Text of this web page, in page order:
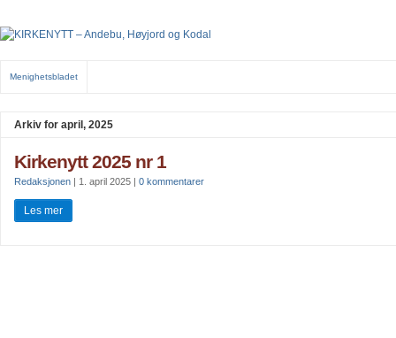
Menighetsbladet
Arkiv for april, 2025
Kirkenytt 2025 nr 1
Redaksjonen | 1. april 2025 | 0 kommentarer
Les mer